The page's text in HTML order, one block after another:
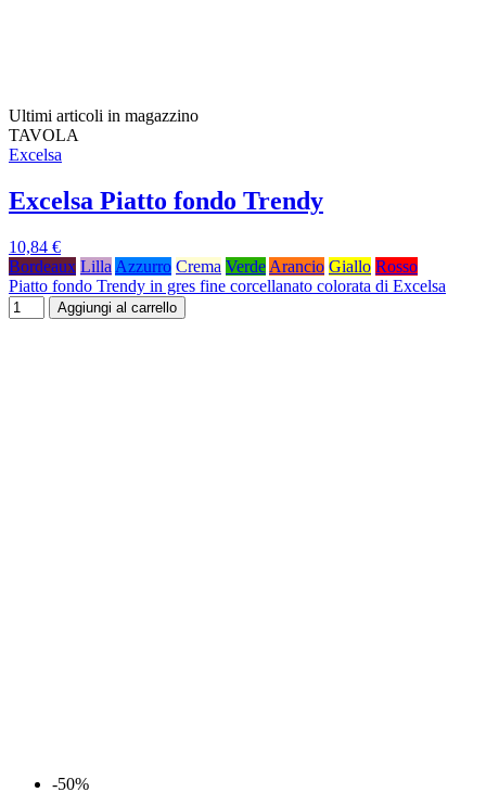
Ultimi articoli in magazzino
TAVOLA
Excelsa
Excelsa Piatto fondo Trendy
10,84 €
Bordeaux Lilla Azzurro Crema Verde Arancio Giallo Rosso
Piatto fondo Trendy in gres fine corcellanato colorata di Excelsa
Aggiungi al carrello
-50%